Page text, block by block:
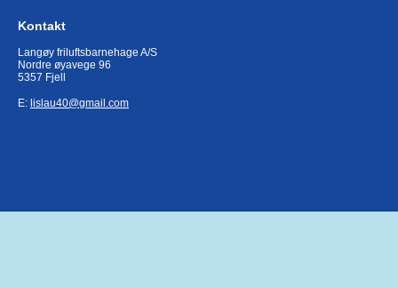
Kontakt
Langøy friluftsbarnehage A/S
Nordre øyavege 96
5357 Fjell
E: lislau40@gmail.com